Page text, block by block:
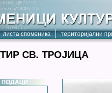
листа споменика територијални
СВ. ТРОЈИЦА